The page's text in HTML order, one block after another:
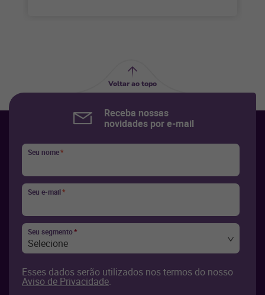
Voltar ao topo
Receba nossas
novidades por e-mail
Seu nome*
Seu e-mail*
Seu segmento*
Selecione
Esses dados serão utilizados nos termos do nosso
Aviso de Privacidade.